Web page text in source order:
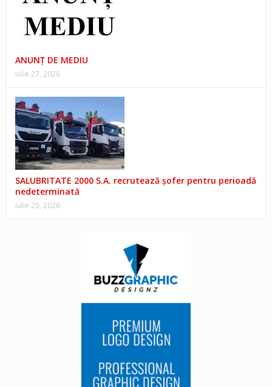
ANUNŢ DE MEDIU
iulie 27, 2026
SALUBRITATE 2000 S.A. recrutează șofer pentru perioadă
nedeterminată
iulie 25, 2026